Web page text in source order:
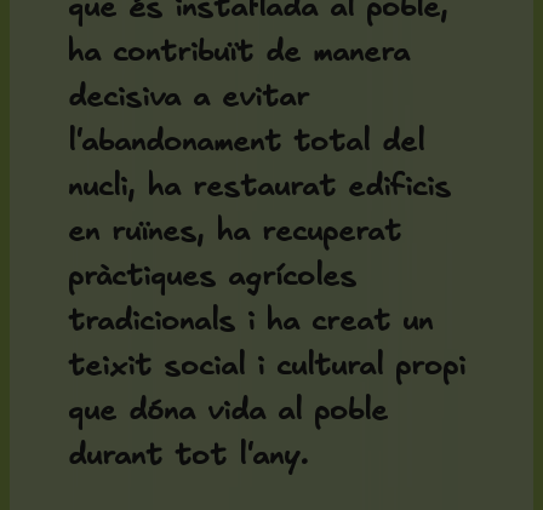
que és instal·lada al poble,
ha contribuït de manera
decisiva a evitar
l'abandonament total del
nucli, ha restaurat edificis
en ruïnes, ha recuperat
pràctiques agrícoles
tradicionals i ha creat un
teixit social i cultural propi
que dóna vida al poble
durant tot l'any.